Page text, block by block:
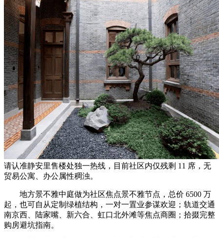
请认准静安里售楼处独一热线，目前社区内仅残剩 11 席，无
贸易公寓、办公属性稠浊。
地方景不雅中庭做为社区焦点景不雅节点，总价 6500 万
起，也可自从定制绿植结构，一对一置业参谋欢迎；轨道交通
南京西、陆家嘴、新六合、虹口北外滩等焦点商圈；拾掇完整
购房避坑指南。